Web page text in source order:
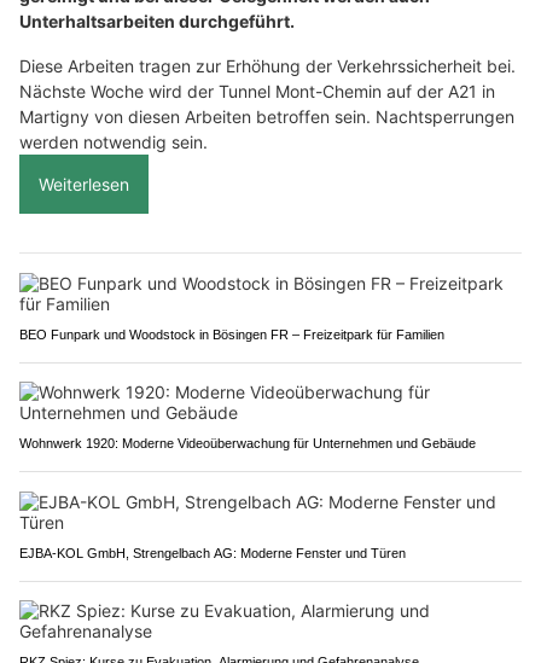
Unterhaltsarbeiten durchgeführt.
Diese Arbeiten tragen zur Erhöhung der Verkehrssicherheit bei.
Nächste Woche wird der Tunnel Mont-Chemin auf der A21 in
Martigny von diesen Arbeiten betroffen sein. Nachtsperrungen
werden notwendig sein.
Weiterlesen
BEO Funpark und Woodstock in Bösingen FR – Freizeitpark für Familien
Wohnwerk 1920: Moderne Videoüberwachung für Unternehmen und Gebäude
EJBA-KOL GmbH, Strengelbach AG: Moderne Fenster und Türen